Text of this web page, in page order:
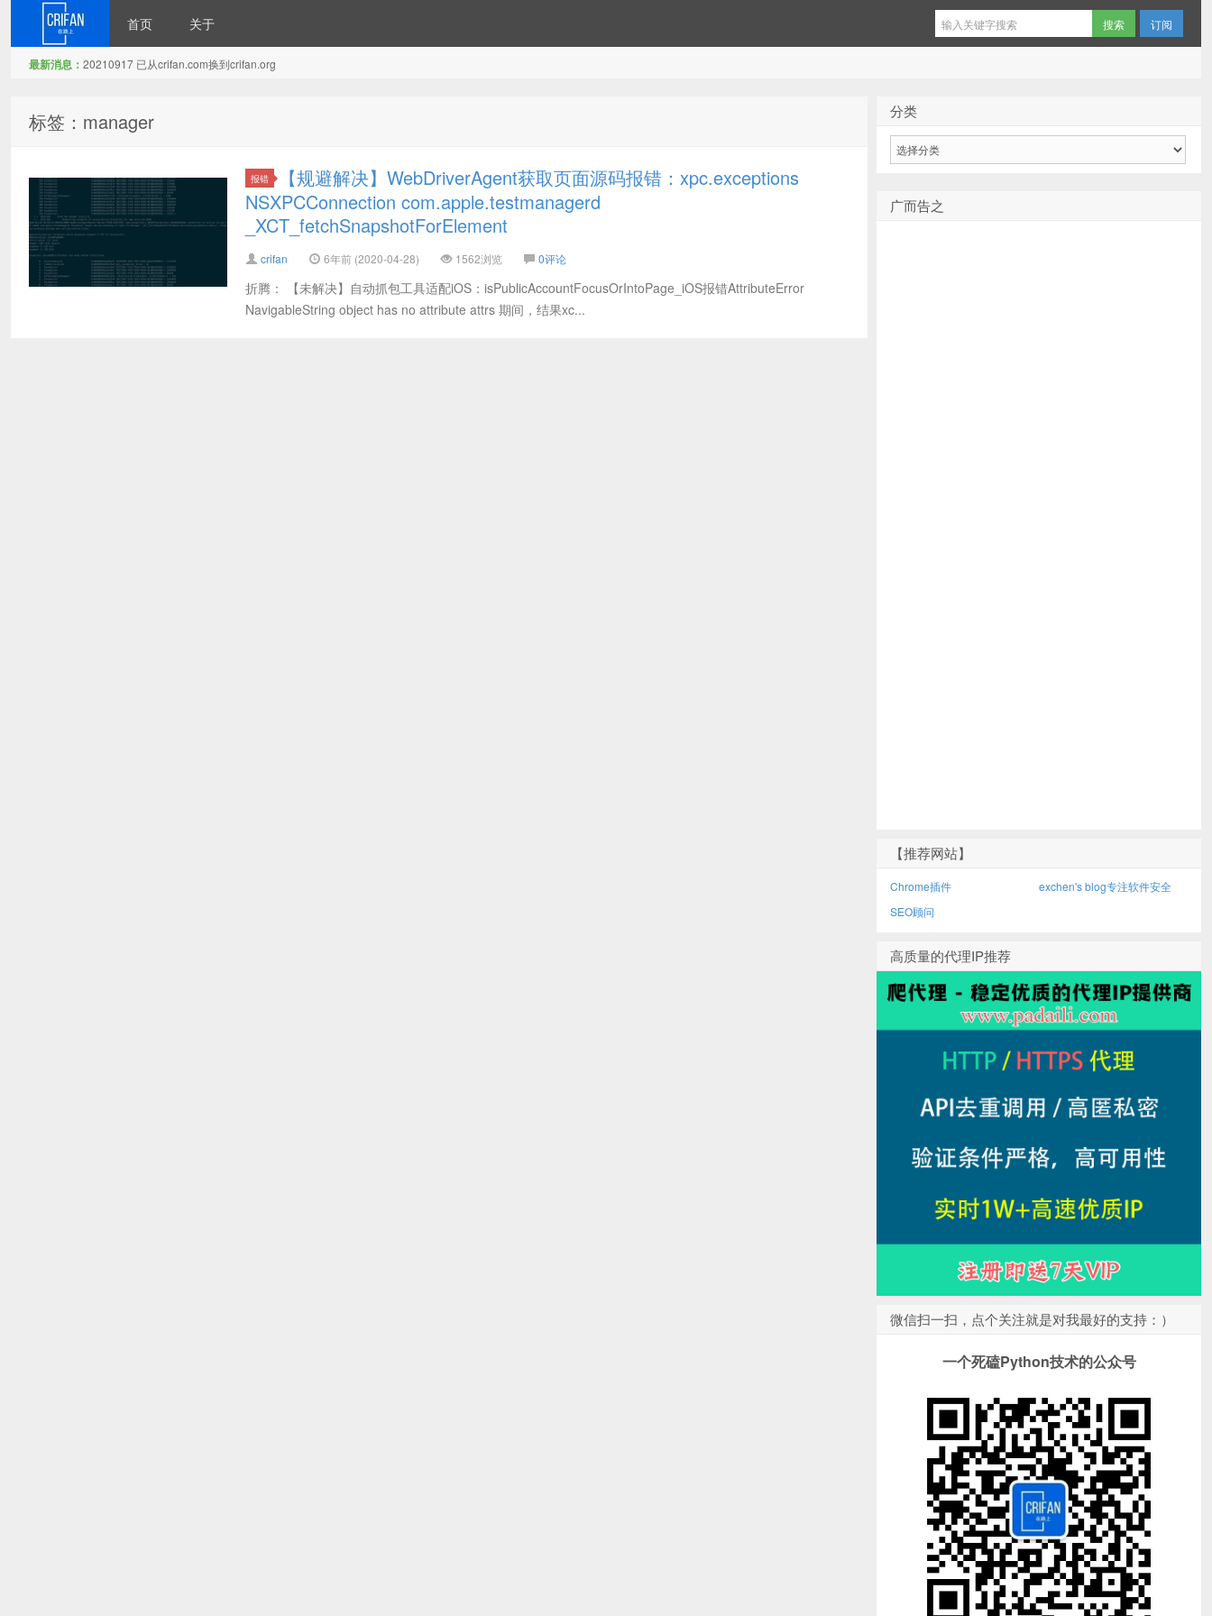
首页 关于 订阅
最新消息： 20210917 已从crifan.com换到crifan.org
标签：manager
报错
【规避解决】WebDriverAgent获取页面源码报错：xpc.exceptions
NSXPCConnection com.apple.testmanagerd
_XCT_fetchSnapshotForElement
crifan 6年前 (2020-04-28) 1562浏览 0评论
折腾： 【未解决】自动抓包工具适配iOS：isPublicAccountFocusOrIntoPage_iOS报错AttributeError
NavigableString object has no attribute attrs 期间，结果xc...
分类
广而告之
【推荐网站】
Chrome插件
exchen's blog专注软件安全
SEO顾问
高质量的代理IP推荐
微信扫一扫，点个关注就是对我最好的支持：）
一个死磕Python技术的公众号